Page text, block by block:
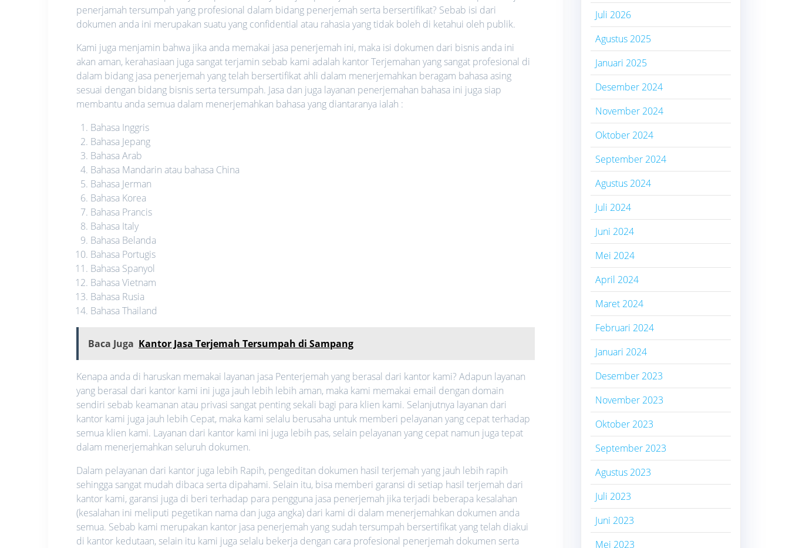
penerjamah tersumpah yang profesional dalam bidang penerjemah serta bersertifikat? Sebab isi dari
dokumen anda ini merupakan suatu yang confidential atau rahasia yang tidak boleh di ketahui oleh publik.
Kami juga menjamin bahwa jika anda memakai jasa penerjemah ini, maka isi dokumen dari bisnis anda ini
akan aman, kerahasiaan juga sangat terjamin sebab kami adalah kantor Terjemahan yang sangat profesional di
dalam bidang jasa penerjemah yang telah bersertifikat ahli dalam menerjemahkan beragam bahasa asing
sesuai dengan bidang bisnis serta tersumpah. Jasa dan juga layanan penerjemahan bahasa ini juga siap
membantu anda semua dalam menerjemahkan bahasa yang diantaranya ialah :
Bahasa Inggris
Bahasa Jepang
Bahasa Arab
Bahasa Mandarin atau bahasa China
Bahasa Jerman
Bahasa Korea
Bahasa Prancis
Bahasa Italy
Bahasa Belanda
Bahasa Portugis
Bahasa Spanyol
Bahasa Vietnam
Bahasa Rusia
Bahasa Thailand
Baca Juga Kantor Jasa Terjemah Tersumpah di Sampang
Kenapa anda di haruskan memakai layanan jasa Penterjemah yang berasal dari kantor kami? Adapun layanan
yang berasal dari kantor kami ini juga jauh lebih lebih aman, maka kami memakai email dengan domain
sendiri sebab keamanan atau privasi sangat penting sekali bagi para klien kami. Selanjutnya layanan dari
kantor kami juga jauh lebih Cepat, maka kami selalu berusaha untuk memberi pelayanan yang cepat terhadap
semua klien kami. Layanan dari kantor kami ini juga lebih pas, selain pelayanan yang cepat namun juga tepat
dalam menerjemahkan seluruh dokumen.
Dalam pelayanan dari kantor juga lebih Rapih, pengeditan dokumen hasil terjemah yang jauh lebih rapih
sehingga sangat mudah dibaca serta dipahami. Selain itu, bisa memberi garansi di setiap hasil terjemah dari
kantor kami, garansi juga di beri terhadap para pengguna jasa penerjemah jika terjadi beberapa kesalahan
(kesalahan ini meliputi pegetikan nama dan juga angka) dari kami di dalam menerjemahkan dokumen anda
semua. Sebab kami merupakan kantor jasa penerjemah yang sudah tersumpah bersertifikat yang telah diakui
di kantor kedutaan, selain itu kami juga selalu bekerja dengan cara profesional penerjemah dokumen serta
Juli 2026
Agustus 2025
Januari 2025
Desember 2024
November 2024
Oktober 2024
September 2024
Agustus 2024
Juli 2024
Juni 2024
Mei 2024
April 2024
Maret 2024
Februari 2024
Januari 2024
Desember 2023
November 2023
Oktober 2023
September 2023
Agustus 2023
Juli 2023
Juni 2023
Mei 2023